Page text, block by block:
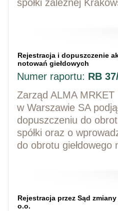
spółki zależnej
Rejestracja i dopuszczenie
notowań giełdowych
Numer raportu: RB
Zarząd ALMA
w Warszawie SA
dopuszczeniu do
spółki oraz o
do obrotu
Rejestracja przez Sąd
o.o.